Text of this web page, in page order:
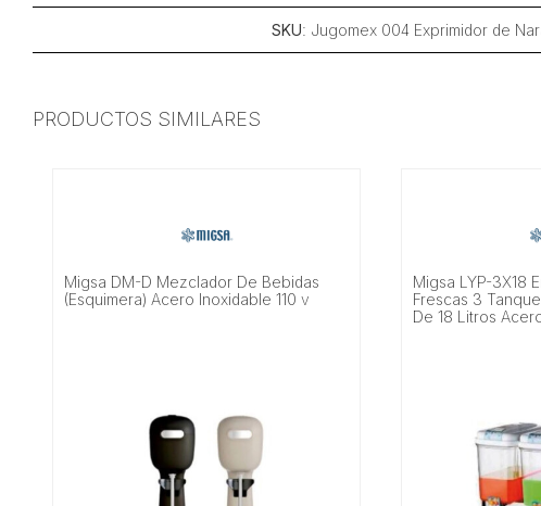
SKU: Jugomex 004 Exprimidor de
PRODUCTOS SIMILARES
Migsa DM-D Mezclador De Bebidas
(Esquimera) Acero Inoxidable 110 v
Migsa LYP-3X18
Frescas 3
De 18 Litros